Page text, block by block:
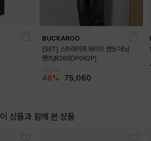
BUCKAROO
[SET] 스트라이프 와이드 밴딩 데님
팬츠(B265DP062P)
46% 75,060
이 상품과 함께 본 상품